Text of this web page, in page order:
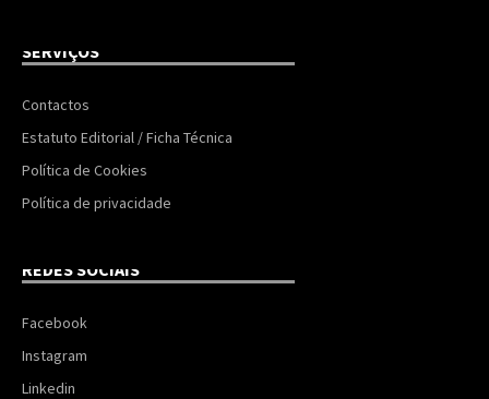
SERVIÇOS
Contactos
Estatuto Editorial / Ficha Técnica
Política de Cookies
Política de privacidade
REDES SOCIAIS
Facebook
Instagram
Linkedin